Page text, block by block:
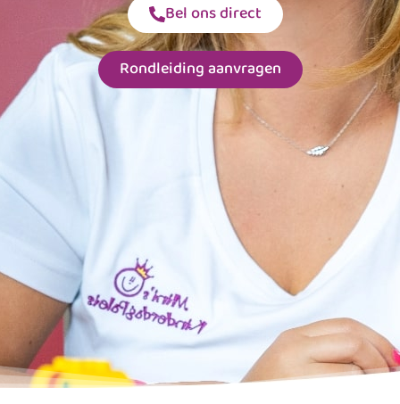
Bel ons direct
Rondleiding aanvragen